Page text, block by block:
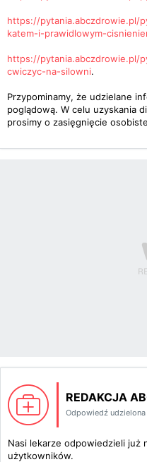
https://pytania.abczdrowie.pl/
katem-i-prawidlowym-
https://pytania.abczdrowie.pl/
cwiczyc-na-silowni.
Przypominamy, że udzielane
poglądową. W celu uzyskania
prosimy o zasięgnięcie
REDAKCJA
Odpowiedź
Nasi lekarze odpowiedzieli już
użytkowników.